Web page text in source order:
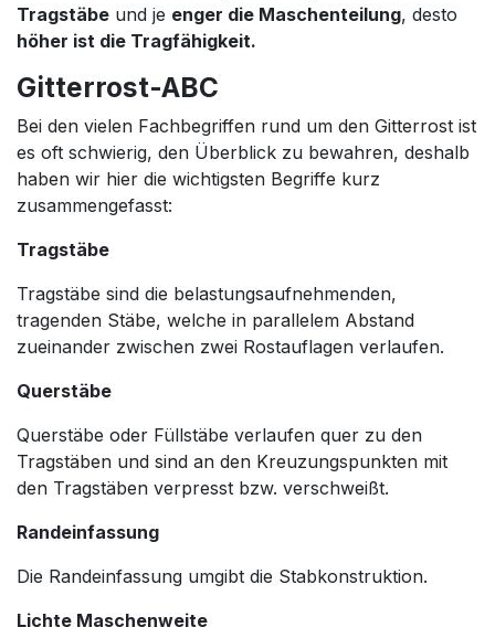
Tragstäbe und je enger die Maschenteilung, desto
höher ist die Tragfähigkeit.
Gitterrost-ABC
Bei den vielen Fachbegriffen rund um den Gitterrost ist
es oft schwierig, den Überblick zu bewahren, deshalb
haben wir hier die wichtigsten Begriffe kurz
zusammengefasst:
Tragstäbe
Tragstäbe sind die belastungsaufnehmenden,
tragenden Stäbe, welche in parallelem Abstand
zueinander zwischen zwei Rostauflagen verlaufen.
Querstäbe
Querstäbe oder Füllstäbe verlaufen quer zu den
Tragstäben und sind an den Kreuzungspunkten mit
den Tragstäben verpresst bzw. verschweißt.
Randeinfassung
Die Randeinfassung umgibt die Stabkonstruktion.
Lichte Maschenweite